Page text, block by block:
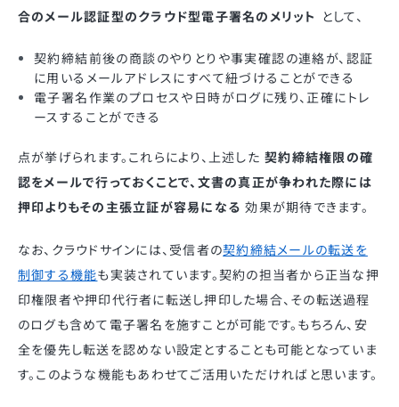
合のメール認証型のクラウド型電子署名のメリット
として、
契約締結前後の商談のやりとりや事実確認の連絡が、認証
に用いるメールアドレスにすべて紐づけることができる
電子署名作業のプロセスや日時がログに残り、正確にトレ
ースすることができる
点が挙げられます。これらにより、上述した契約締結権限の確
認をメールで行っておくことで、文書の真正が争われた際には
押印よりもその主張立証が容易になる 効果が期待できます。
なお、クラウドサインには、受信者の契約締結メールの転送を
制御する機能も実装されています。契約の担当者から正当な押
印権限者や押印代行者に転送し押印した場合、その転送過程
のログも含めて電子署名を施すことが可能です。もちろん、安
全を優先し転送を認めない設定とすることも可能となっていま
す。このような機能もあわせてご活用いただければと思います。